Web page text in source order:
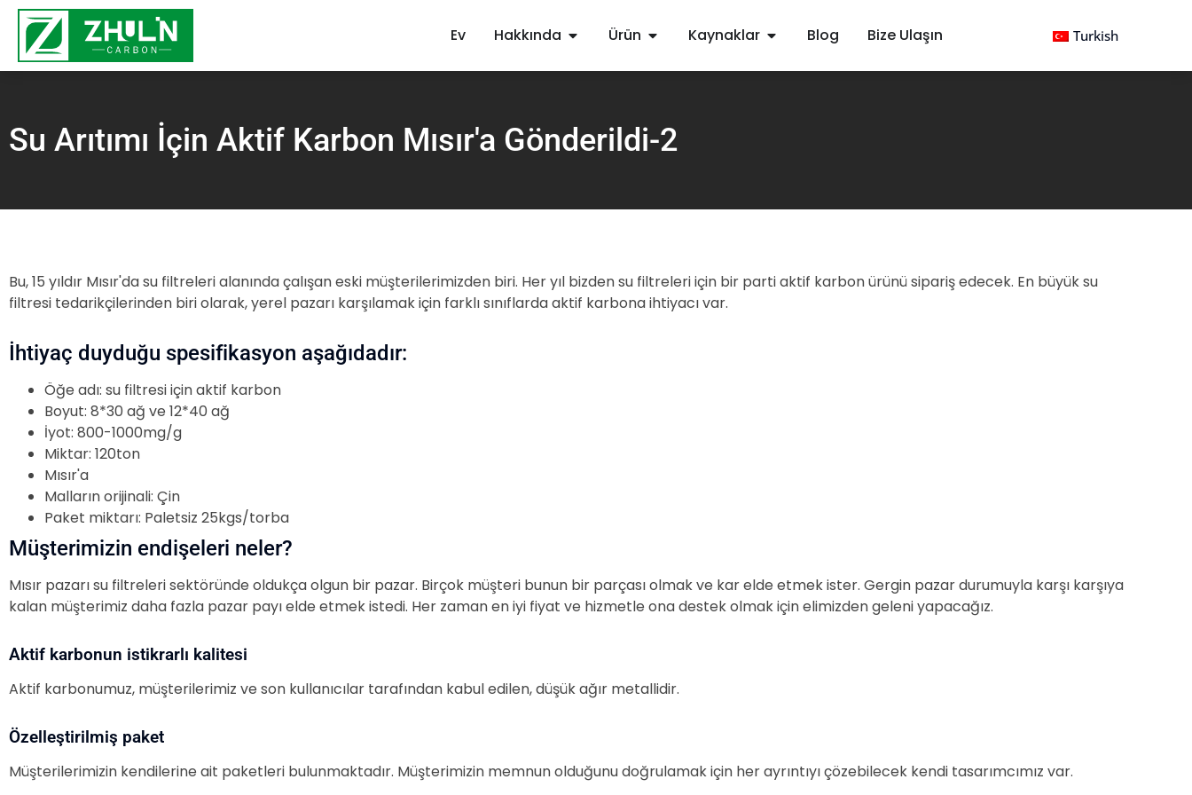
Ev Hakkında Ürün Kaynaklar Blog Bize Ulaşın Turkish
Su Arıtımı İçin Aktif Karbon Mısır'a Gönderildi-2
Bu, 15 yıldır Mısır'da su filtreleri alanında çalışan eski müşterilerimizden biri. Her yıl bizden su filtreleri için bir parti aktif karbon ürünü sipariş edecek. En büyük su
filtresi tedarikçilerinden biri olarak, yerel pazarı karşılamak için farklı sınıflarda aktif karbona ihtiyacı var.
İhtiyaç duyduğu spesifikasyon aşağıdadır:
Öğe adı: su filtresi için aktif karbon
Boyut: 8*30 ağ ve 12*40 ağ
İyot: 800-1000mg/g
Miktar: 120ton
Mısır'a
Malların orijinali: Çin
Paket miktarı: Paletsiz 25kgs/torba
Müşterimizin endişeleri neler?
Mısır pazarı su filtreleri sektöründe oldukça olgun bir pazar. Birçok müşteri bunun bir parçası olmak ve kar elde etmek ister. Gergin pazar durumuyla karşı karşıya
kalan müşterimiz daha fazla pazar payı elde etmek istedi. Her zaman en iyi fiyat ve hizmetle ona destek olmak için elimizden geleni yapacağız.
Aktif karbonun istikrarlı kalitesi
Aktif karbonumuz, müşterilerimiz ve son kullanıcılar tarafından kabul edilen, düşük ağır metallidir.
Özelleştirilmiş paket
Müşterilerimizin kendilerine ait paketleri bulunmaktadır. Müşterimizin memnun olduğunu doğrulamak için her ayrıntıyı çözebilecek kendi tasarımcımız var.